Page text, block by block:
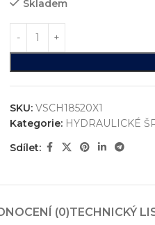
průmyslových řešení
nejsou sériově vyráběna
Skladem
SKU: VSCH18520X1
Kategorie: HYDRAULICKÉ
Sdílet:
(0)TECHNICKÝ